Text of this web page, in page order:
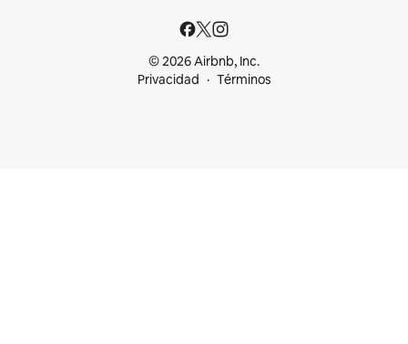
© 2026 Airbnb, Inc.
Privacidad
Términos